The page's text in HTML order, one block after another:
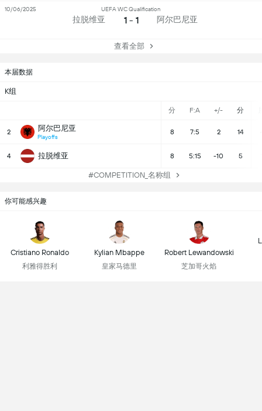
本届数据
K组
分 F:A +/- 分
2 阿尔巴尼亚
Playoffs
8 7:5 2 14
4 拉脱维亚 8 5:15 -10 5
#COMPETITION_名称组
拉脱维亚
UEFA WC Qualification
1 - 1 阿尔巴尼亚
10/06/2025
查看全部
你可能感兴趣
Cristiano Ronaldo
利雅得胜利
Kylian Mbappe
皇家马德里
Robert Lewandowski
芝加哥火焰